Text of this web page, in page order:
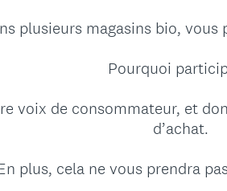
plusieurs magasins bio,
Pourquoi
voix de consommateur, et
d’achat.
plus, cela ne vous prendra